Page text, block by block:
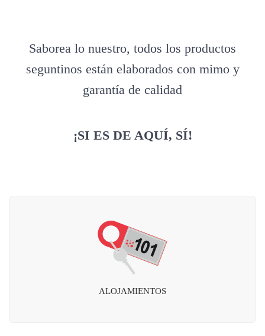
Saborea lo nuestro, todos los productos
seguntinos están elaborados con mimo y
garantía de calidad
¡SI ES DE AQUÍ, SÍ!
ALOJAMIENTOS